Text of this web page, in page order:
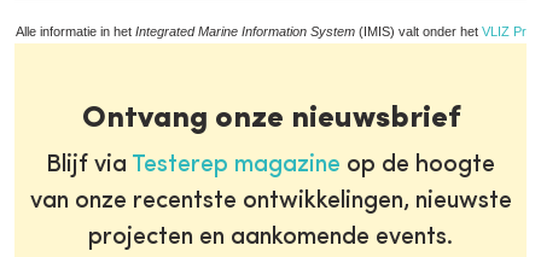
Alle informatie in het Integrated Marine Information System (IMIS) valt onder het VLIZ
Ontvang onze nieuwsbrief
Blijf via Testerep magazine op de hoogte
van onze recentste ontwikkelingen, nieuwste
projecten en aankomende events.